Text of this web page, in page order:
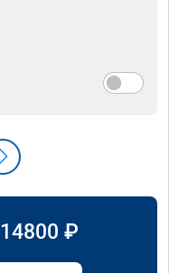
14800 ₽